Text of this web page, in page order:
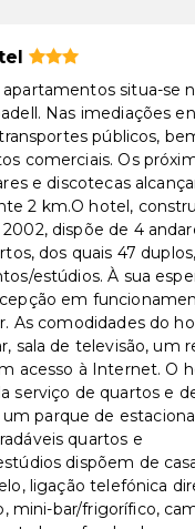
situa-se
Nas imediações
públicos,
comerciais. Os
e discotecas
2 km.O hotel,
dispõe de 4
dos quais 47
estúdios. À sua
em
As comodidades do
sala de televisão, um
acesso à Internet. O
serviço de quartos e
parque de
quartos e
dispõem de
ligação telefónica
mini-bar/frigorífico,